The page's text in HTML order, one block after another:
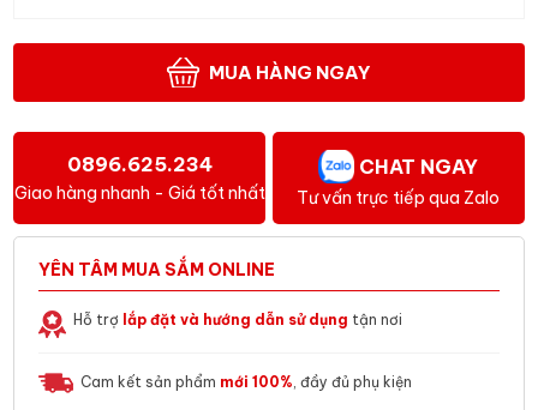
MUA HÀNG NGAY
0896.625.234
Giao hàng nhanh - Giá tốt nhất
CHAT NGAY
Tư vấn trực tiếp qua Zalo
YÊN TÂM MUA SẮM ONLINE
Hỗ trợ lắp đặt và hướng dẫn sử dụng tận nơi
Cam kết sản phẩm mới 100% , đầy đủ phụ kiện